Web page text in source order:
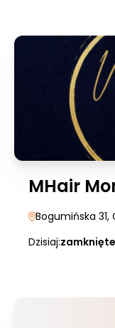
MHair
Bogumińska 31,
Dzisiaj:zamknięte